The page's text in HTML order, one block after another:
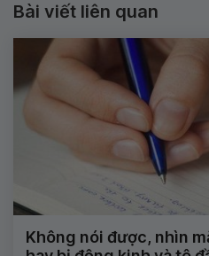
Bài viết liên quan
Không nói được, nhìn